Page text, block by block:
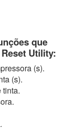
que
Utility:
(s).
(s).
tinta.